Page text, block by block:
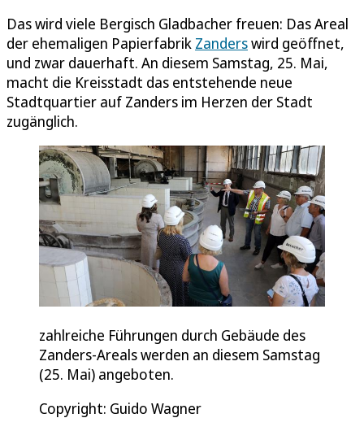
Das wird viele Bergisch Gladbacher freuen: Das Areal
der ehemaligen Papierfabrik Zanderswird geöffnet,
und zwar dauerhaft. An diesem Samstag, 25. Mai,
macht die Kreisstadt das entstehende neue
Stadtquartier auf Zanders im Herzen der Stadt
zugänglich.
zahlreiche Führungen durch Gebäude des
Zanders-Areals werden an diesem Samstag
(25. Mai) angeboten.
Copyright: Guido Wagner